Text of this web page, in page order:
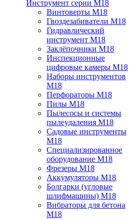
Инструмент серии M18
Винтоверты M18
Гвоздезабиватели M18
Гидравлический
инструмент M18
Заклёпочники M18
Инспекционные
цифровые камеры M18
Наборы инструментов
M18
Перфораторы M18
Пилы M18
Пылесосы и системы
пылеудаления M18
Садовые инструменты
M18
Специализированное
оборудование M18
Фрезеры M18
Аккумуляторы M18
Болгарки (угловые
шлифмашины) M18
Вибраторы для бетона
M18